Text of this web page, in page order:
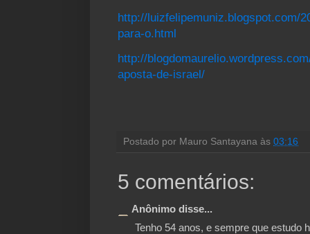
http://luizfelipemuniz.blogspot.com/
para-o.html
http://
aposta-de-israel/
Postado por Mauro Santayana às 03:16
5 comentários:
Anônimo disse...
Tenho 54 anos, e sempre que estudo